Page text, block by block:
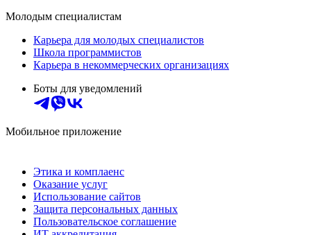
Молодым специалистам
Карьера для молодых специалистов
Школа программистов
Карьера в некоммерческих организациях
Боты для уведомлений
Мобильное приложение
Этика и комплаенс
Оказание услуг
Использование сайтов
Защита персональных данных
Пользовательское соглашение